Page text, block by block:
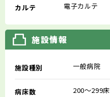
カルテ 電子カルテ
施設情報
施設種別 一般病院
病床数 200～299床